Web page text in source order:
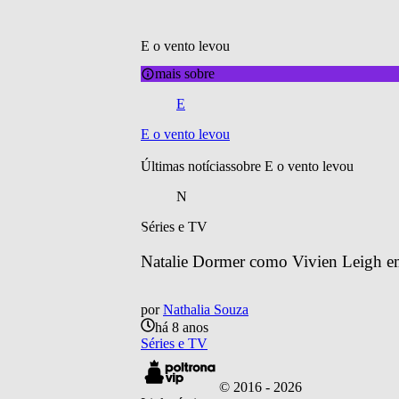
E o vento levou
mais sobre
E
E o vento levou
Últimas notíciassobre E o vento levou
N
Séries e TV
Natalie Dormer como Vivien Leigh
por Nathalia Souza
há 8 anos
Séries e TV
© 2016 - 2026